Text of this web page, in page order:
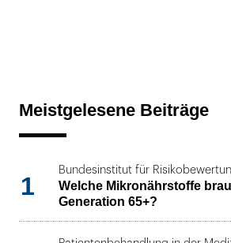
Meistgelesene Beiträge
1
Bundesinstitut für
Welche Mikronährstoffe
Generation 65+?